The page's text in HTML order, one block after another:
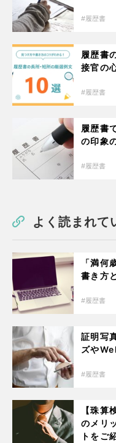
履歴書
履歴書
接官の
履歴書
履歴書
の印象
履歴書
よく読まれて
「満何
書き方
履歴書
証明写
ズや
履歴書
【珠算
のメリ
トをご